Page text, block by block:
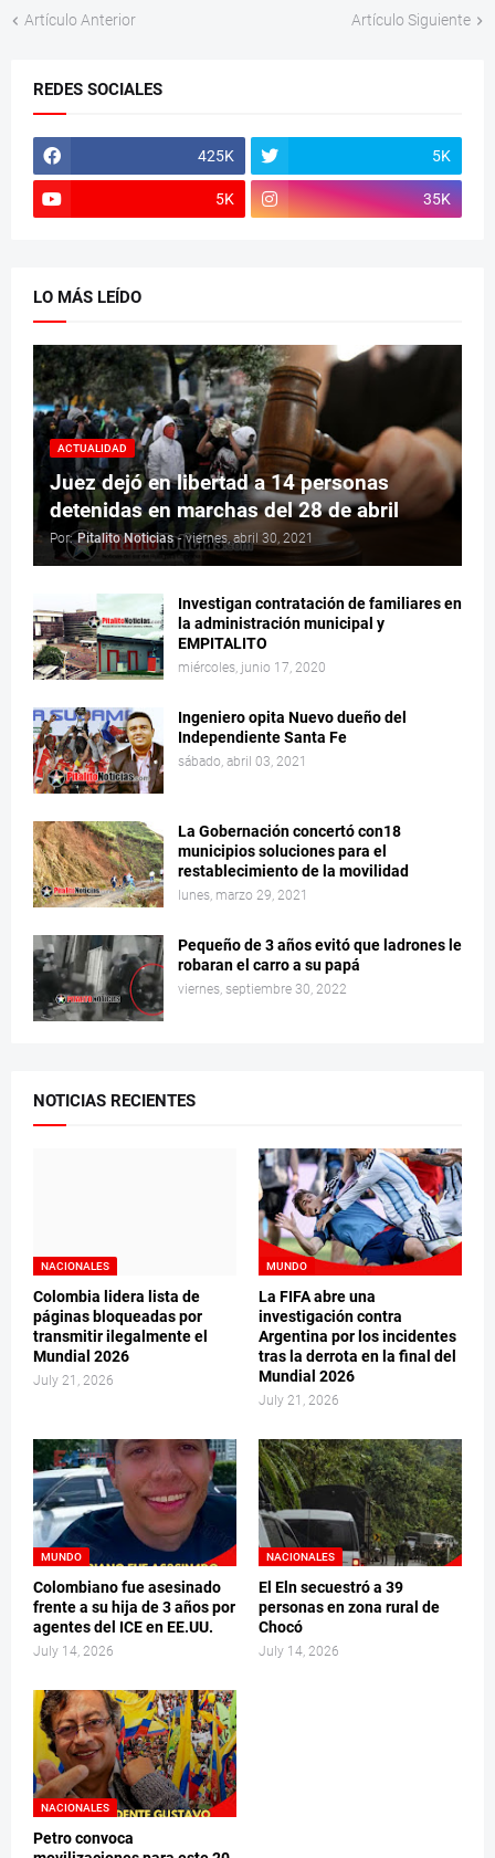
Artículo Anterior Artículo Siguiente
REDES SOCIALES
425K 5K
5K 35K
LO MÁS LEÍDO
ACTUALIDAD
Juez dejó en libertad a 14 personas
detenidas en marchas del 28 de abril
Por: Pitalito Noticias - viernes, abril 30, 2021
Investigan contratación de familiares en
la administración municipal y
EMPITALITO
miércoles, junio 17, 2020
Ingeniero opita Nuevo dueño del
Independiente Santa Fe
sábado, abril 03, 2021
La Gobernación concertó con18
municipios soluciones para el
restablecimiento de la movilidad
lunes, marzo 29, 2021
Pequeño de 3 años evitó que ladrones le
robaran el carro a su papá
viernes, septiembre 30, 2022
NOTICIAS RECIENTES
NACIONALES
Colombia lidera lista de
páginas bloqueadas por
transmitir ilegalmente el
Mundial 2026
July 21, 2026
MUNDO
La FIFA abre una
investigación contra
Argentina por los incidentes
tras la derrota en la final del
Mundial 2026
July 21, 2026
MUNDO
Colombiano fue asesinado
frente a su hija de 3 años por
agentes del ICE en EE.UU.
July 14, 2026
NACIONALES
El Eln secuestró a 39
personas en zona rural de
Chocó
July 14, 2026
NACIONALES
Petro convoca